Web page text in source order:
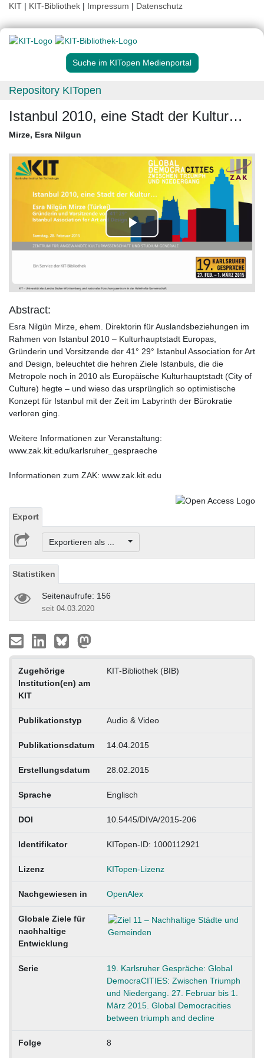
KIT | KIT-Bibliothek | Impressum | Datenschutz
Suche im KITopen Medienportal
Repository KITopen
Istanbul 2010, eine Stadt der Kultur…
Mirze, Esra Nilgun
Play
Abstract:
Esra Nilgün Mirze, ehem. Direktorin für Auslandsbeziehungen im
Rahmen von Istanbul 2010 – Kulturhauptstadt Europas,
Gründerin und Vorsitzende der 41° 29° Istanbul Association for Art
and Design, beleuchtet die hehren Ziele Istanbuls, die die
Metropole noch in 2010 als Europäische Kulturhauptstadt (City of
Culture) hegte – und wieso das ursprünglich so optimistische
Konzept für Istanbul mit der Zeit im Labyrinth der Bürokratie
verloren ging.
Weitere Informationen zur Veranstaltung:
www.zak.kit.edu/karlsruher_gespraeche
Informationen zum ZAK: www.zak.kit.edu
Export
Exportieren als ...
Statistiken
Seitenaufrufe: 156
seit 04.03.2020
Zugehörige
Institution(en) am
KIT
KIT-Bibliothek (BIB)
Publikationstyp Audio & Video
Publikationsdatum 14.04.2015
Erstellungsdatum 28.02.2015
Sprache Englisch
DOI 10.5445/DIVA/2015-206
Identifikator KITopen-ID: 1000112921
Lizenz KITopen-Lizenz
Nachgewiesen in OpenAlex
Globale Ziele für
nachhaltige
Entwicklung
Serie
19. Karlsruher Gespräche: Global
DemocraCITIES: Zwischen Triumph
und Niedergang. 27. Februar bis 1.
März 2015. Global Democracities
between triumph and decline
Folge 8